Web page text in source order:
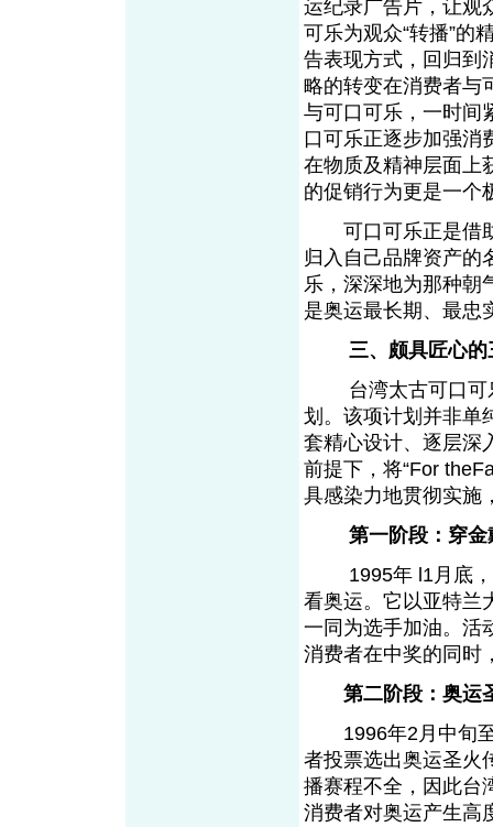
运纪录广告片，让观
可乐为观众“转播”的
告表现方式，回归到
略的转变在消费者与
与可口可乐，一时间
口可乐正逐步加强消
在物质及精神层面上
的促销行为更是一个
可口可乐正是借助
归入自己品牌资产的
乐，深深地为那种朝
是奥运最长期、最忠
三、颇具匠心
台湾太古可口可乐
划。该项计划并非单
套精心设计、逐层深
前提下，将“For
具感染力地贯彻实施
第一阶段：穿
1995年 l1月底，
看奥运。它以亚特兰
一同为选手加油。活
消费者在中奖的同时
第二阶段：奥运
1996年2月中旬至
者投票选出奥运圣火
播赛程不全，因此台
消费者对奥运产生高